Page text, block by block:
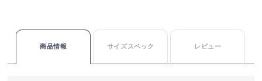
商品情報 サイズスペック レビュー